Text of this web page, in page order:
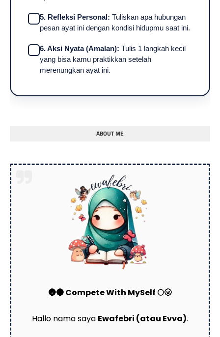
5. Refleksi Personal: Tuliskan apa hubungan
pesan ayat ini dengan kondisi hidupmu saat ini.
6. Aksi Nyata (Amalan): Tulis 1 langkah kecil
yang bisa kamu praktikkan setelah
merenungkan ayat ini.
ABOUT ME
🌚🌑 Compete With MySelf 🌕🌝
Hallo nama saya Ewafebri (atau Evva).